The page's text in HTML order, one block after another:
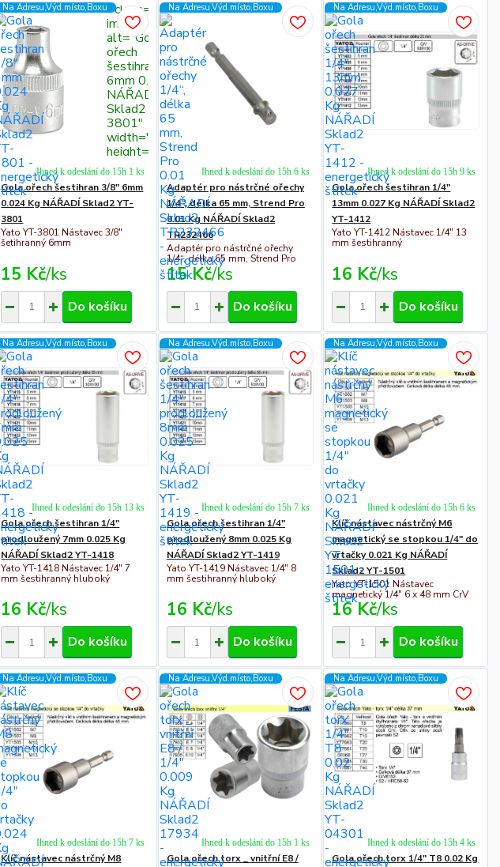
Na Adresu,Výd.místo,Boxu" class="c311
img-fluid"
alt="Gola
ořech
šestihran 3/8"
6mm 0.024 Kg
NÁŘADÍ
Sklad2 YT-
3801"
width="300"
height="300">
Gola ořech šestihran 3/8" 6mm
0.024 Kg NÁŘADÍ Sklad2 YT-
3801
Yato YT-3801 Nástavec 3/8"
šetihranný 6mm
15 Kč/ks
Ihned k odeslání do 15h 1 ks
Do košíku
Na Adresu,Výd.místo,Boxu
Adaptér pro nástrčné ořechy
1/4“, délka 65 mm, Strend Pro
0.01 Kg NÁŘADÍ Sklad2
TR232466
Adaptér pro nástrčné ořechy
1/4“, délka 65 mm, Strend Pro
15 Kč/ks
Ihned k odeslání do 15h 6 ks
Do košíku
Na Adresu,Výd.místo,Boxu
Gola ořech šestihran 1/4"
13mm 0.027 Kg NÁŘADÍ Sklad2
YT-1412
Yato YT-1412 Nástavec 1/4" 13
mm šestihranný
16 Kč/ks
Ihned k odeslání do 15h 9 ks
Do košíku
Na Adresu,Výd.místo,Boxu
Gola ořech šestihran 1/4"
prodloužený 7mm 0.025 Kg
NÁŘADÍ Sklad2 YT-1418
Yato YT-1418 Nástavec 1/4" 7
mm šestihranný hluboký
16 Kč/ks
Ihned k odeslání do 15h 13 ks
Do košíku
Na Adresu,Výd.místo,Boxu
Gola ořech šestihran 1/4"
prodloužený 8mm 0.025 Kg
NÁŘADÍ Sklad2 YT-1419
Yato YT-1419 Nástavec 1/4" 8
mm šestihranný hluboký
16 Kč/ks
Ihned k odeslání do 15h 7 ks
Do košíku
Na Adresu,Výd.místo,Boxu
Klíč nástavec nástrčný M6
magnetický se stopkou 1/4" do
vrtačky 0.021 Kg NÁŘADÍ
Sklad2 YT-1501
Yato YT-1501 Nástavec
magnetický 1/4" 6 x 48 mm CrV
16 Kč/ks
Ihned k odeslání do 15h 6 ks
Do košíku
Na Adresu,Výd.místo,Boxu
Klíč nástavec nástrčný M8
Ihned k odeslání do 15h 7 ks
Na Adresu,Výd.místo,Boxu
Gola ořech torx _ vnitřní E8 /
Ihned k odeslání do 15h 1 ks
Na Adresu,Výd.místo,Boxu
Gola ořech torx 1/4" T8 0.02 Kg
Ihned k odeslání do 15h 4 ks